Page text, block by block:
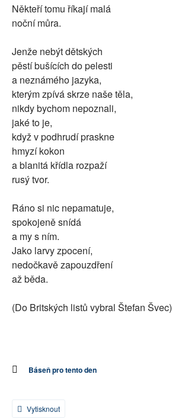
SOCIÁLNÍ SÍTĚ
PLNÁ VERZE STRÁNEK
Někteří tomu říkají malá
noční můra.
Jenže nebýt dětských
pěstí bušících do pelesti
a neznámého jazyka,
kterým zpívá skrze naše těla,
nikdy bychom nepoznali,
jaké to je,
když v podhrudí praskne
hmyzí kokon
a blanitá křídla rozpaží
rusý tvor.
Ráno si nic nepamatuje,
spokojeně snídá
a my s ním.
Jako larvy zpocení,
nedočkavě zapouzdření
až běda.
(Do Britských listů vybral Štefan Švec)
Báseň pro tento den
Vytisknout